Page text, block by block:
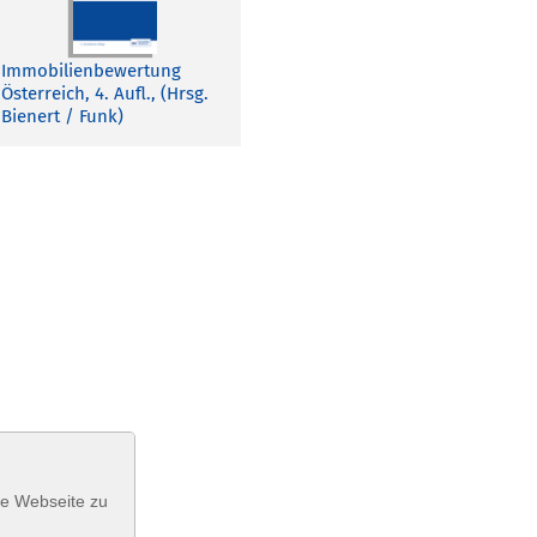
Immobilienbewertung
Österreich, 4. Aufl., (Hrsg.
Bienert / Funk)
Webseite zu